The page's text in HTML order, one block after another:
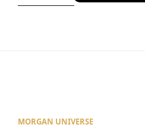
MORGAN UNIVERSE